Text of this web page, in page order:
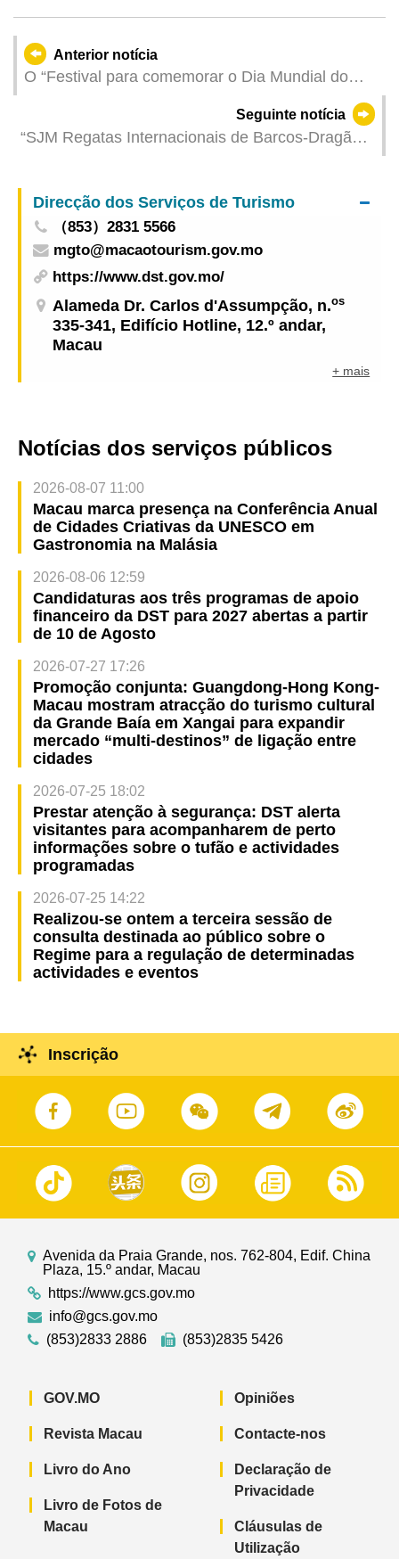
Anterior notícia
O “Festival para comemorar o Dia Mundial do
Ambiente 2025 entre a Grande Baía Guangdong-
Hong Kong-Macau” teve lugar hojeSeguinte notícia
“SJM Regatas Internacionais de Barcos-Dragão
Internacionais por Convite de Barcos-Dragão
para Grandes Embarcações
Direcção dos Serviços de Turismo
（853）2831 5566
mgto@macaotourism.gov.mo
https://www.dst.gov.mo/
Alameda Dr. Carlos d'Assumpção, n.os
335-341, Edifício Hotline, 12.º andar,
Macau
+ mais
Notícias dos serviços públicos
2026-08-07 11:00
Macau marca presença na Conferência Anual
de Cidades Criativas da UNESCO em
Gastronomia na Malásia
2026-08-06 12:59
Candidaturas aos três programas de apoio
financeiro da DST para 2027 abertas a partir
de 10 de Agosto
2026-07-27 17:26
Promoção conjunta: Guangdong-Hong Kong-
Macau mostram atracção do turismo cultural
da Grande Baía em Xangai para expandir
mercado “multi-destinos” de ligação entre
cidades
2026-07-25 18:02
Prestar atenção à segurança: DST alerta
visitantes para acompanharem de perto
informações sobre o tufão e actividades
programadas
2026-07-25 14:22
Realizou-se ontem a terceira sessão de
consulta destinada ao público sobre o
Regime para a regulação de determinadas
actividades e eventos
Inscrição
Avenida da Praia Grande, nos. 762-804, Edif. China
Plaza, 15.º andar, Macau
https://www.gcs.gov.mo
info@gcs.gov.mo
(853)2833 2886
(853)2835 5426
GOV.MO
Revista Macau
Livro do Ano
Livro de Fotos de
Macau
Opiniões
Contacte-nos
Declaração de
Privacidade
Cláusulas de
Utilização